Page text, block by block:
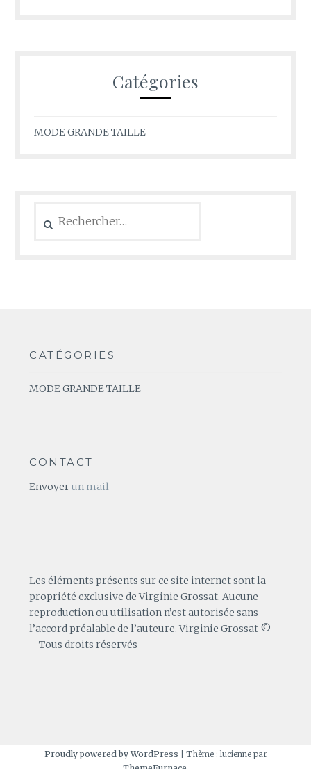
Catégories
MODE GRANDE TAILLE
CATÉGORIES
MODE GRANDE TAILLE
CONTACT
Envoyerun mail
Les éléments présents sur ce site internet sont la
propriété exclusive de Virginie Grossat. Aucune
reproduction ou utilisation n’est autorisée sans
l’accord préalable de l’auteure. Virginie Grossat ©
– Tous droits réservés
Proudly powered by WordPress
Thème : lucienne par